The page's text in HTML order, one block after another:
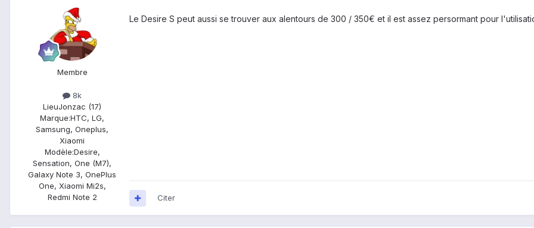
Membre
8k
LieuJonzac (17)
Marque:HTC, LG,
Samsung, Oneplus,
Xiaomi
Modèle:Desire,
Sensation, One (M7),
Galaxy Note 3, OnePlus
One, Xiaomi Mi2s,
Redmi Note 2
Le Desire S peut aussi se trouver aux alentours de 300 / 350€ et il est assez persormant pour
Citer